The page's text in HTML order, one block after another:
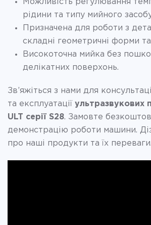
Можливість регулювання
рідини та типу мийного
Призначена для роботи з
складні геометричні форми
Високоточна мийка без
делікатних поверхонь.
Зв’яжіться з нами для
та експлуатації ультразвукових
ULT серії S28. Замовте
демонстрацію роботи машини.
про наші продукти та їх переваги.